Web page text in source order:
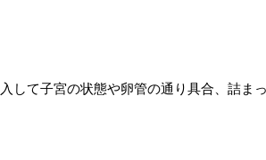
て子宮の状態や卵管の通り具合、詰ま